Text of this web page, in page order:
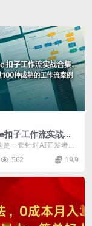
扣子工作流实战合
超过100种成熟的
是一套针对AI开发者和
深度资源，涵盖了超
的...
562 19.9